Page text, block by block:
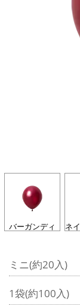
バーガンディ ネ
ミニ(約20入)
1袋(約100入)